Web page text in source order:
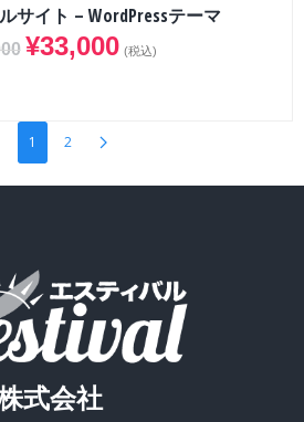
サイト – WordPressテーマ
¥33,000 (税込)
1 2
式会社